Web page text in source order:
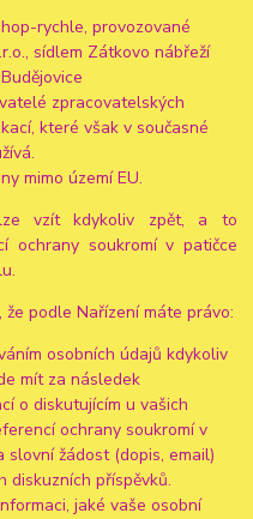
rychle, provozované
sídlem Zátkovo nábřeží
zpracovatelských
které však v současné
mimo území EU.
vzít kdykoliv zpět, a to
ochrany soukromí v patičce
že podle Nařízení máte právo:
osobních údajů kdykoliv
mít za následek
o diskutujícím u vašich
ochrany soukromí v
slovní žádost (dopis, email)
diskuzních příspěvků.
jaké vaše osobní